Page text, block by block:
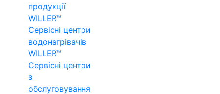
продукції
WILLER™
Сервісні центри
водонагрівачів
WILLER™
Сервісні центри
з
обслуговування